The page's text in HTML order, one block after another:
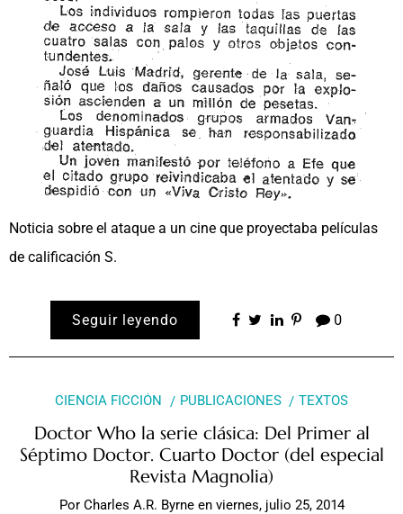
Noticia sobre el ataque a un cine que proyectaba películas
de calificación S.
Seguir leyendo 0
CIENCIA FICCIÓN PUBLICACIONES TEXTOS
Doctor Who la serie clásica: Del Primer al
Séptimo Doctor. Cuarto Doctor (del especial
Revista Magnolia)
Por Charles A.R. Byrne en viernes, julio 25, 2014